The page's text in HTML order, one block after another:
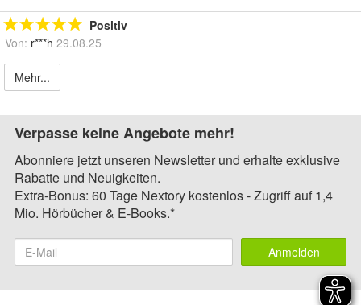
Positiv
Von: r***h 29.08.25
Mehr...
Verpasse keine Angebote mehr!
Abonniere jetzt unseren Newsletter und erhalte exklusive
Rabatte und Neuigkeiten.
Extra-Bonus: 60 Tage Nextory kostenlos - Zugriff auf 1,4
Mio. Hörbücher & E-Books.*
Anmelden